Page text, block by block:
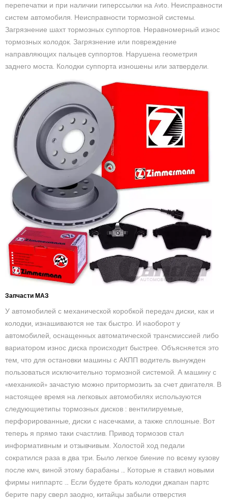
перепечатки и при наличии гиперссылки на Avto. Неисправности
систем автомобиля. Неисправности тормозной системы.
Загрязнение шахт тормозных суппортов. Неравномерный износ
тормозных колодок. Загрязнение или повреждение
направляющих пальцев суппортов. Нарушена геометрия
заднего моста. Колодки суппорта изношены или затвердели.
Запчасти МАЗ
У автомобилей с механической коробкой передач диски, как и
колодки, изнашиваются не так быстро. И наоборот у
автомобилей, оснащенных автоматической трансмиссией либо
вариатором износ диска происходит быстрее. Объясняется это
тем, что для остановки машины с АКПП водитель вынужден
пользоваться исключительно тормозной системой. А машину с
«механикой» зачастую можно притормозить за счет двигателя. В
настоящее время на легковых автомобилях используются
следующиетипы тормозных дисков : вентилируемые,
перфорированные, диски с насечками, а также сплошные. Вот
теперь я прямо таки счастлив. Привод тормозов стал
информативным и отзывчивым. Холостой ход педали
сократился раза в два три. Было легкое биение по всему кузову
после кмч, виной этому барабаны … Которые я ставил новыми
фирмы ниппартс … Если будете брать колодки джапан партс
берите пару сверл заодно, китайцы забыли отверстия